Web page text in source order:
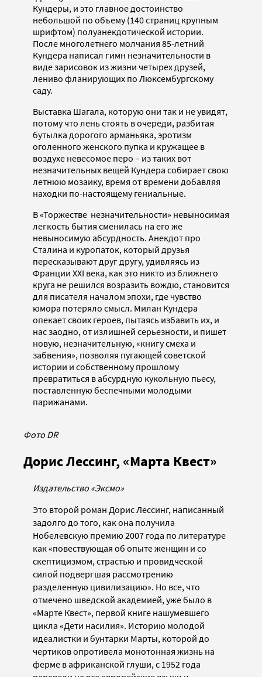
Кундеры, и это главное достоинство
небольшой по объему (140 страниц крупным
шрифтом) полуанекдотической истории.
После многолетнего молчания 85-летний
Кундера написал гимн незначительности в
виде зарисовок из жизни четырех друзей,
лениво фланирующих по Люксембургскому
саду.
Выставка Шагала, которую они так и не увидят,
потому что лень стоять в очереди, разбитая
бутылка дорогого арманьяка, эротизм
оголенного женского пупка и кружащее в
воздухе невесомое перо – из таких вот
незначительных вещей Кундера собирает свою
летнюю мозаику, время от времени добавляя
находки по-настоящему гениальные.
В «Торжестве незначительности» невыносимая
легкость бытия сменилась на его же
невыносимую абсурдность. Анекдот про
Сталина и куропаток, который друзья
пересказывают друг другу, удивляясь из
Франции XXI века, как это никто из ближнего
круга не решился возразить вождю, становится
для писателя началом эпохи, где чувство
юмора потеряло смысл. Милан Кундера
опекает своих героев, пытаясь избавить их, и
нас заодно, от излишней серьезности, и пишет
новую, незначительную, «книгу смеха и
забвения», позволяя пугающей советской
истории и собственному прошлому
превратиться в абсурдную кукольную пьесу,
поставленную беспечными молодыми
парижанами.
Фото DR
Дорис Лессинг, «Марта Квест»
Издательство «Эксмо»
Это второй роман Дорис Лессинг, написанный
задолго до того, как она получила
Нобелевскую премию 2007 года по литературе
как «повествующая об опыте женщин и со
скептицизмом, страстью и провидческой
силой подвергшая рассмотрению
разделенную цивилизацию». Но все, что
отмечено шведской академией, уже было в
«Марте Квест», первой книге нашумевшего
цикла «Дети насилия». Историю молодой
идеалистки и бунтарки Марты, которой до
чертиков опротивела монотонная жизнь на
ферме в африканской глуши, с 1952 года